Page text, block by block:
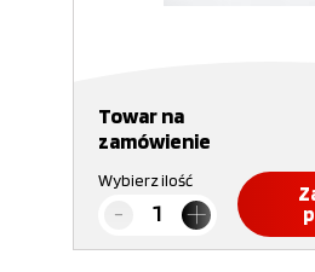
Towar na
zamówienie
Wybierz ilość